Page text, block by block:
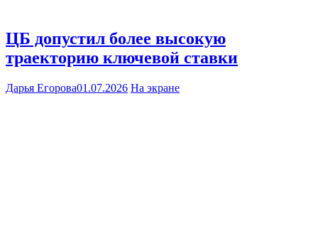
ЦБ допустил более высокую
траекторию ключевой ставки
Дарья Егорова01.07.2026 На экране